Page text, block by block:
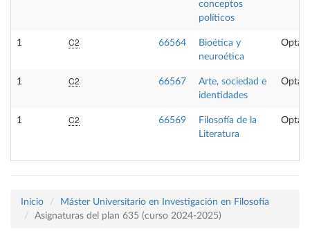
conceptos
políticos
1 C2 66564
Bioética y
neuroética
1 C2 66567
Arte, sociedad e
identidades
1 C2 66569
Filosofía de la
Literatura
Inicio
Máster Universitario en Investigación en Filosofía
Asignaturas del plan 635 (curso 2024-2025)